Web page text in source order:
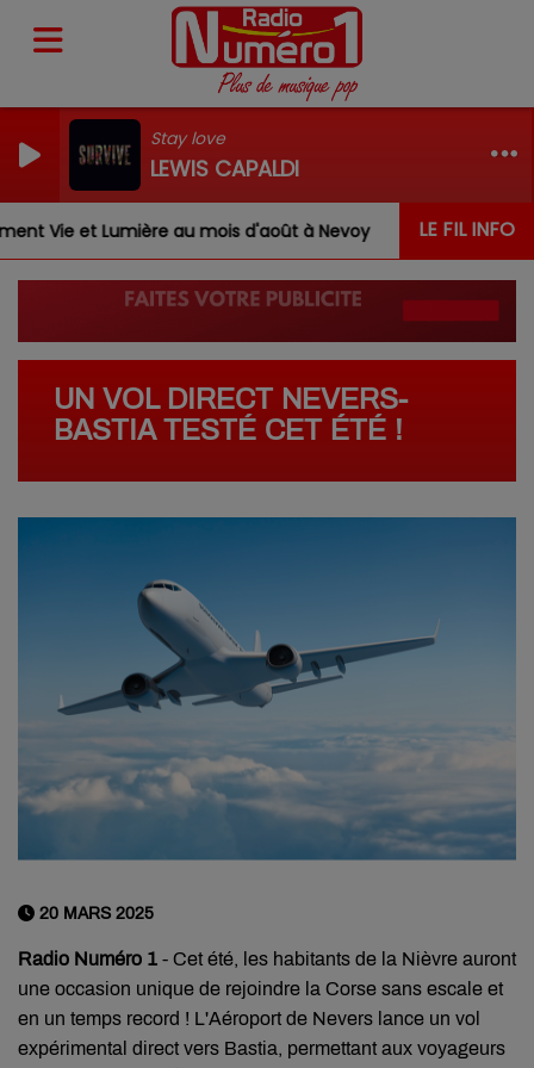
Stay love
LEWIS CAPALDI
LE FIL INFO
Vie et Lumière au mois d'août à Nevoy Louis,
UN VOL DIRECT NEVERS-
BASTIA TESTÉ CET ÉTÉ !
20 MARS 2025
Radio Numéro 1 - Cet été, les habitants de la Nièvre auront
une occasion unique de rejoindre la Corse sans escale et
en un temps record ! L'Aéroport de Nevers lance un vol
expérimental direct vers Bastia, permettant aux voyageurs